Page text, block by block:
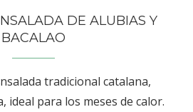
DE ALUBIAS Y
BACALAO
tradicional catalana,
ideal para los meses de calor.